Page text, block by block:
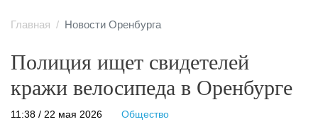
Главная Новости Оренбурга
Полиция ищет свидетелей
кражи велосипеда в Оренбурге
11:38 / 22 мая 2026 Общество